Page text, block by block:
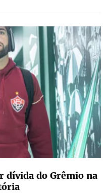
dívida do Grêmio na